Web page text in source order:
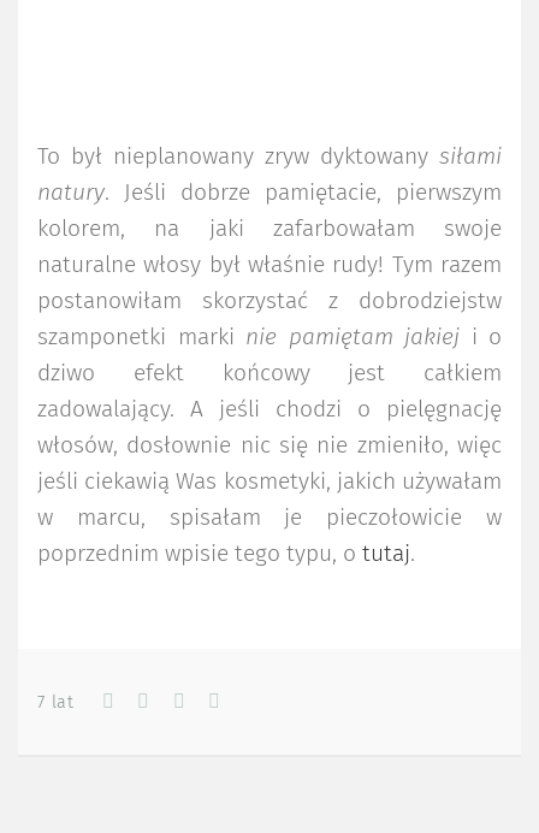
To był nieplanowany zryw dyktowany siłami
natury. Jeśli dobrze pamiętacie, pierwszym
kolorem, na jaki zafarbowałam swoje
naturalne włosy był właśnie rudy! Tym razem
postanowiłam skorzystać z dobrodziejstw
szamponetki marki nie pamiętam jakiej i o
dziwo efekt końcowy jest całkiem
zadowalający. A jeśli chodzi o pielęgnację
włosów, dosłownie nic się nie zmieniło, więc
jeśli ciekawią Was kosmetyki, jakich używałam
w marcu, spisałam je pieczołowicie w
poprzednim wpisie tego typu, o tutaj.
7 lat